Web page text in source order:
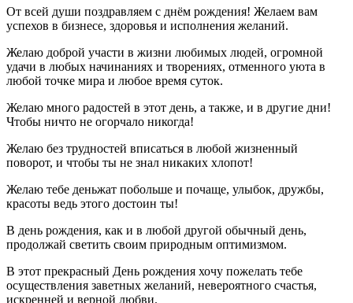
От всей души поздравляем с днём рождения! Желаем вам
успехов в бизнесе, здоровья и исполнения желаний.
Желаю доброй участи в жизни любимых людей, огромной
удачи в любых начинаниях и творениях, отменного уюта в
любой точке мира и любое время суток.
Желаю много радостей в этот день, а также, и в другие дни!
Чтобы ничто не огорчало никогда!
Желаю без трудностей вписаться в любой жизненный
поворот, и чтобы ты не знал никаких хлопот!
Желаю тебе деньжат побольше и почаще, улыбок, дружбы,
красоты ведь этого достоин ты!
В день рождения, как и в любой другой обычный день,
продолжай светить своим природным оптимизмом.
В этот прекрасный День рождения хочу пожелать тебе
осуществления заветных желаний, невероятного счастья,
искренней и верной любви.